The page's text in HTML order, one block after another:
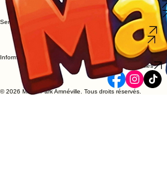
Restauration sur place
Groupes / Privatisation
Services
Anniversaires
Partenariats
Politique de confidentialité
Informations
Mentions légales
© 2026 Magic Park Amnéville. Tous droits réservés.